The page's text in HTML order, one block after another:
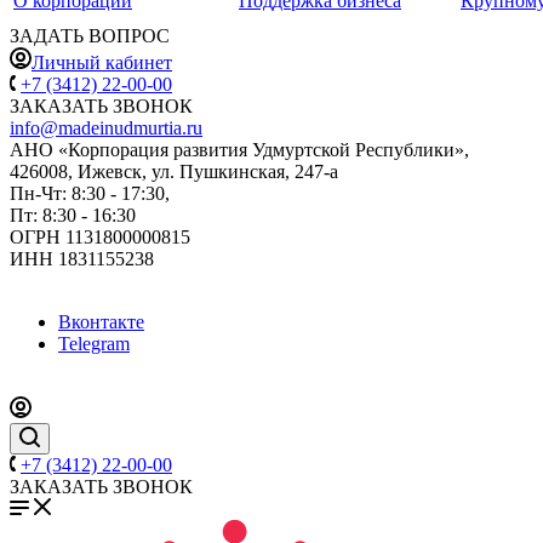
ЗАДАТЬ ВОПРОС
Личный кабинет
+7 (3412) 22-00-00
ЗАКАЗАТЬ ЗВОНОК
info@madeinudmurtia.ru
АНО «Корпорация развития Удмуртской Республики»,
426008, Ижевск, ул. Пушкинская, 247-а
Пн-Чт: 8:30 - 17:30,
Пт: 8:30 - 16:30
ОГРН 1131800000815
ИНН 1831155238
Вконтакте
Telegram
+7 (3412) 22-00-00
ЗАКАЗАТЬ ЗВОНОК